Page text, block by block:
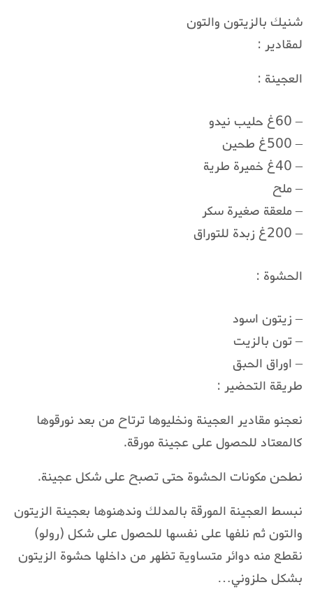
شنيك بالزيتون والتون
لمقادير :
العجينة :
– 60غ حليب نيدو
– 500غ طحين
– 40غ خميرة طرية
– ملح
– ملعقة صغيرة سكر
– 200غ زبدة للتوراق
الحشوة :
– زيتون اسود
– تون بالزيت
– اوراق الحبق
طريقة التحضير :
نعجنو مقادير العجينة ونخليوها ترتاح من بعد نورقوها
كالمعتاد للحصول على عجينة مورقة.
نطحن مكونات الحشوة حتى تصبح على شكل عجينة.
نبسط العجينة المورقة بالمدلك وندهنوها بعجينة الزيتون
والتون ثم نلفها على نفسها للحصول على شكل (رولو)
نقطع منه دوائر متساوية تظهر من داخلها حشوة الزيتون
بشكل حلزوني…